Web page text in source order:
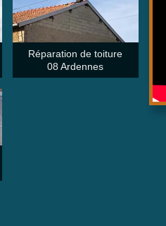
Réparation de toiture
08 Ardennes